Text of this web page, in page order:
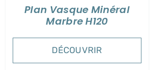
Plan Vasque Minéral
Marbre H120
DÉCOUVRIR